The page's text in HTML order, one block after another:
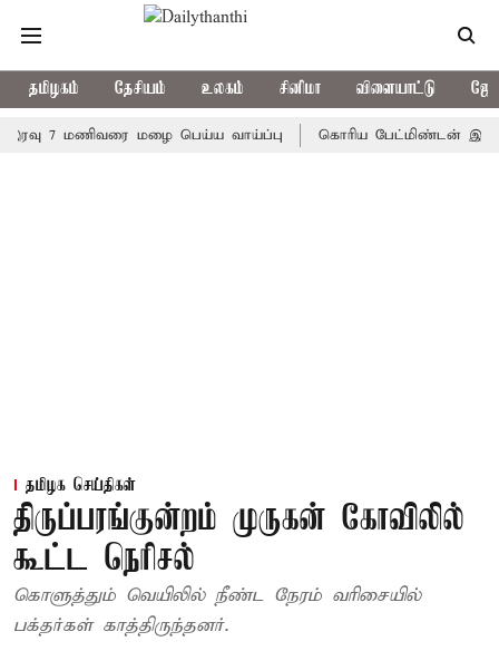
தமிழகம் தேசியம் உலகம் சினிமா விளையாட்டு
7 மணிவரை மழை பெய்ய வாய்ப்பு கொரிய பேட்மிண்டன் இறுதி
தமிழக செய்திகள்
திருப்பரங்குன்றம் முருகன் கோவிலில்
கூட்ட நெரிசல்
கொளுத்தும் வெயிலில் நீண்ட நேரம் வரிசையில்
பக்தர்கள் காத்திருந்தனர்.